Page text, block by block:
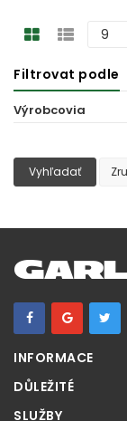
Filtrovat podle
Výrobcovia
Vyhľadať
INFORMACE
DŮLEŽITÉ
SLUŽBY